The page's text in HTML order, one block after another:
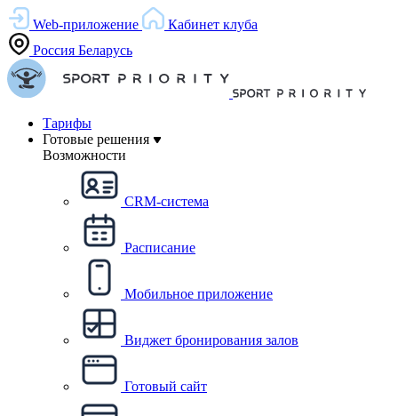
Web-приложение
Кабинет клуба
Россия Беларусь
Тарифы
Готовые решения
Возможности
CRM-система
Расписание
Мобильное приложение
Виджет бронирования залов
Готовый сайт